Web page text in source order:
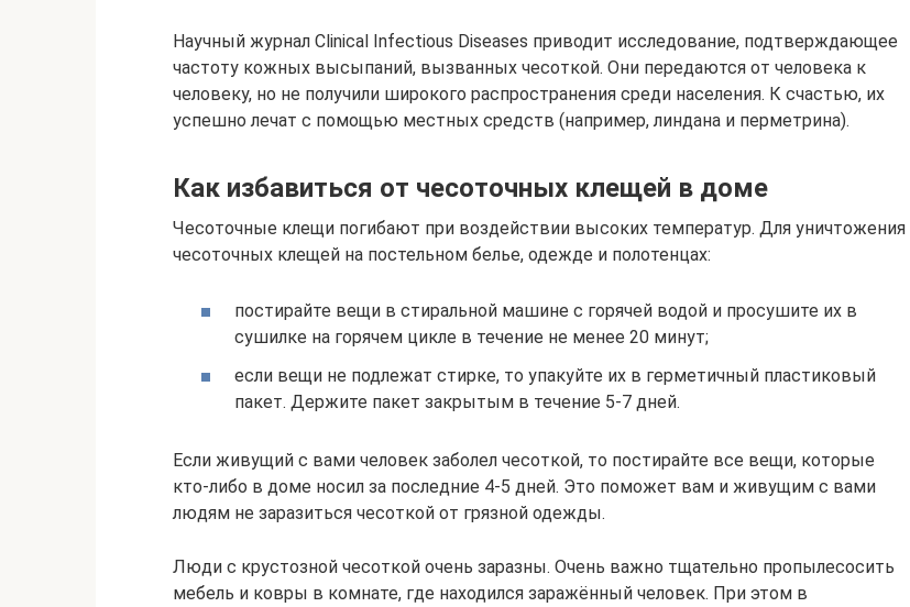
Научный журнал Clinical Infectious Diseases приводит исследование, подтверждающее
частоту кожных высыпаний, вызванных чесоткой. Они передаются от человека к
человеку, но не получили широкого распространения среди населения. К счастью, их
успешно лечат с помощью местных средств (например, линдана и перметрина).
Как избавиться от чесоточных клещей в доме
Чесоточные клещи погибают при воздействии высоких температур. Для уничтожения
чесоточных клещей на постельном белье, одежде и полотенцах:
постирайте вещи в стиральной машине с горячей водой и просушите их в
сушилке на горячем цикле в течение не менее 20 минут;
если вещи не подлежат стирке, то упакуйте их в герметичный пластиковый
пакет. Держите пакет закрытым в течение 5-7 дней.
Если живущий с вами человек заболел чесоткой, то постирайте все вещи, которые
кто-либо в доме носил за последние 4-5 дней. Это поможет вам и живущим с вами
людям не заразиться чесоткой от грязной одежды.
Люди с крустозной чесоткой очень заразны. Очень важно тщательно пропылесосить
мебель и ковры в комнате, где находился заражённый человек. При этом в